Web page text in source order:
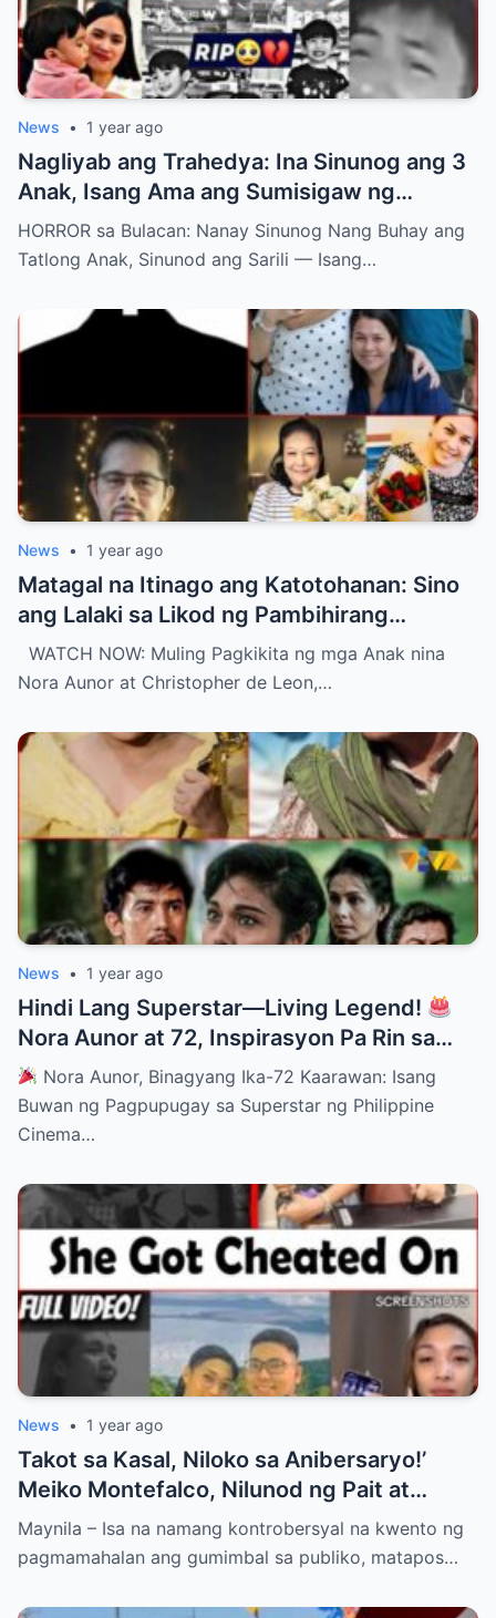
News • 1 year ago
Nagliyab ang Trahedya: Ina Sinunog ang 3
Anak, Isang Ama ang Sumisigaw ng
Hustisya – Ano ang Unang Salita Niyang
Nasambit?
HORROR sa Bulacan: Nanay Sinunog Nang Buhay ang
Tatlong Anak, Sinunod ang Sarili — Isang…
News • 1 year ago
Matagal na Itinago ang Katotohanan: Sino
ang Lalaki sa Likod ng Pambihirang
Pagsasama Muli ng mga Anak nina Ate Guy
at Christopher?
WATCH NOW: Muling Pagkikita ng mga Anak nina
Nora Aunor at Christopher de Leon,…
News • 1 year ago
Hindi Lang Superstar—Living Legend!
Nora Aunor at 72, Inspirasyon Pa Rin sa
Lahat!
Nora Aunor, Binagyang Ika-72 Kaarawan: Isang
Buwan ng Pagpupugay sa Superstar ng Philippine
Cinema…
News • 1 year ago
Takot sa Kasal, Niloko sa Anibersaryo!’
Meiko Montefalco, Nilunod ng Pait at
Kataksilan sa Araw ng Pag-ibig
Maynila – Isa na namang kontrobersyal na kwento ng
pagmamahalan ang gumimbal sa publiko, matapos…